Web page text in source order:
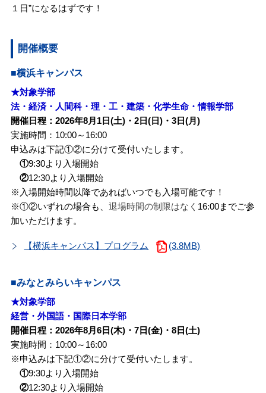
１日”になるはずです！
開催概要
■横浜キャンパス
★対象学部
法・経済・人間科・理・工・建築・化学生命・情報学部
開催日程：2026年8月1日(土)・2日(日)・3日(月)
実施時間：10:00～16:00
申込みは下記①②に分けて受付いたします。
①9:30より入場開始
②12:30より入場開始
※入場開始時間以降であればいつでも入場可能です！
※①②いずれの場合も、 退場時間の制限はなく 16:00までご参
加いただけます。
【横浜キャンパス】プログラム (3.8MB)
■みなとみらいキャンパス
★対象学部
経営・外国語・国際日本学部
開催日程：2026年8月6日(木)・7日(金)・8日(土)
実施時間：10:00～16:00
※申込みは下記①②に分けて受付いたします。
①9:30より入場開始
②12:30より入場開始